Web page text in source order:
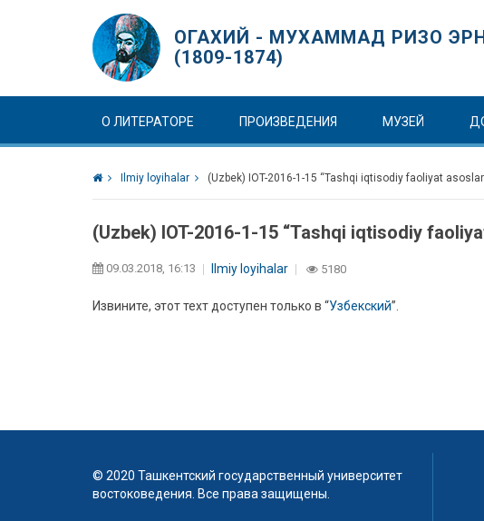
ОГАХИЙ - МУХАММАД РИЗО
(1809-1874)
О ЛИТЕРАТОРЕ ПРОИЗВЕДЕНИЯ МУЗЕЙ
Ilmiy loyihalar (Uzbek) IOT-2016-1-15 “Tashqi iqtisodiy faoliyat
(Uzbek) IOT-2016-1-15 “Tashqi iqtisodiy
09.03.2018, 16:13 Ilmiy loyihalar 5180
Извините, этот техт доступен только в “Узбекский”.
© 2020 Ташкентский государственный университет
востоковедения. Все права защищены.